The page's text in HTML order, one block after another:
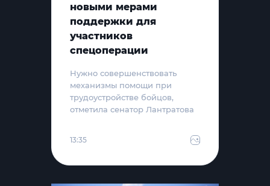
новыми мерами
поддержки для
участников
спецоперации
Нужно совершенствовать
механизмы помощи при
трудоустройстве бойцов,
отметила сенатор Лантратова
13:35